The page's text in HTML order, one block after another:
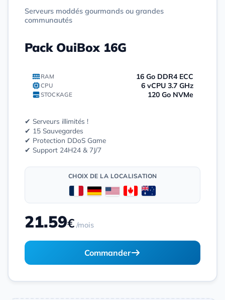
Serveurs moddés gourmands ou grandes
communautés
Pack OuiBox 16G
RAM 16 Go DDR4 ECC
CPU 6 vCPU 3.7 GHz
STOCKAGE 120 Go NVMe
✔ Serveurs illimités !
✔ 15 Sauvegardes
✔ Protection DDoS Game
✔ Support 24H24 & 7J/7
CHOIX DE LA LOCALISATION
21.59€ /mois
Commander